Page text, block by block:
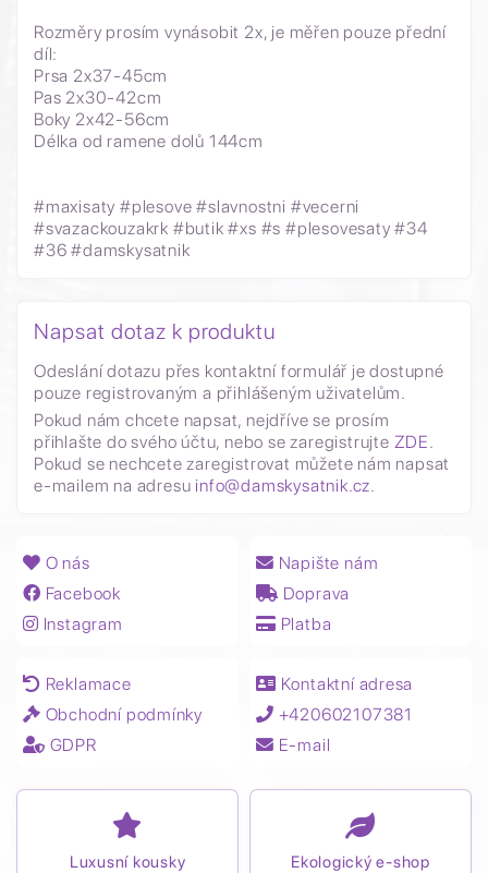
Rozměry prosím vynásobit 2x, je měřen pouze přední
díl:
Prsa 2x37-45cm
Pas 2x30-42cm
Boky 2x42-56cm
Délka od ramene dolů 144cm
#maxisaty #plesove #slavnostni #vecerni
#svazackouzakrk #butik #xs #s #plesovesaty #34
#36 #damskysatnik
Napsat dotaz k produktu
Odeslání dotazu přes kontaktní formulář je dostupné
pouze registrovaným a přihlášeným uživatelům.
Pokud nám chcete napsat, nejdříve se prosím
přihlašte do svého účtu, nebo se zaregistrujte ZDE.
Pokud se nechcete zaregistrovat můžete nám napsat
e-mailem na adresu info@damskysatnik.cz.
O nás
Facebook
Instagram
Napište nám
Doprava
Platba
Reklamace
Obchodní podmínky
GDPR
Kontaktní adresa
+420602107381
E-mail
Luxusní kousky Ekologický e-shop